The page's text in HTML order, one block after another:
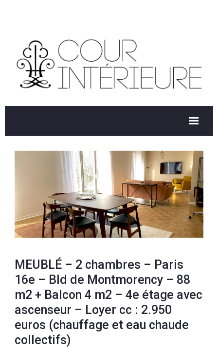
MEUBLÉ – 2 chambres – Paris
16e – Bld de Montmorency – 88
m2 + Balcon 4 m2 – 4e étage avec
ascenseur – Loyer cc : 2.950
euros (chauffage et eau chaude
collectifs)